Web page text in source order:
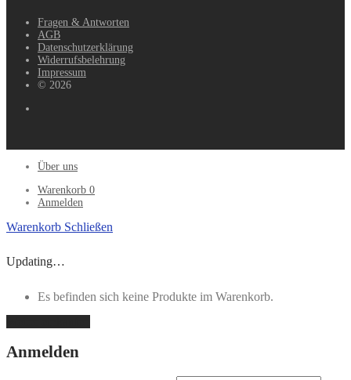
Fragen & Antworten
AGB
Datenschutzerklärung
Widerrufsbelehrung
Impressum
© 2026
Über uns
Warenkorb 0
Anmelden
Warenkorb Schließen
Updating…
Es befinden sich keine Produkte im Warenkorb.
Anmelden